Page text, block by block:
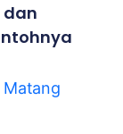
dan